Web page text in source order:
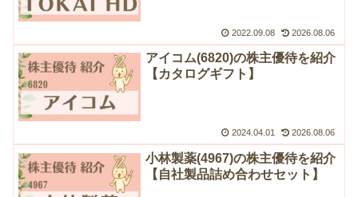
2022.09.08 2026.08.06
アイコム(6820)の株主優待を紹介
【カタログギフト】
2024.04.01 2026.08.06
小林製薬(4967)の株主優待を紹介
【自社製品詰め合わせセット】